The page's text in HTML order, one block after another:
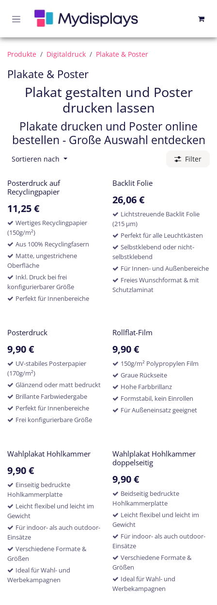
Produkte Digitaldruck Plakate & Poster
Plakate & Poster
Plakat gestalten und Poster
drucken lassen
Plakate drucken und Poster online
bestellen - Große Auswahl entdecken
Sortieren nach Filter
Posterdruck auf
Recyclingpapier
11,25€
Wertiges Recyclingpapier
(150g/m²)
Aus 100% Recyclingfasern
Matte, ungestrichene
Oberfläche
Inkl. Druck bei frei
konfigurierbarer Größe
Perfekt für Innenbereiche
Backlit Folie
26,06€
Lichtstreuende Backlit Folie
(215 µm)
Perfekt für alle Leuchtkästen
Selbstklebend oder nicht-
selbstklebend
Für Innen- und Außenbereiche
Freies Wunschformat & mit
Schutzlaminat
Posterdruck
9,90€
UV-stabiles Posterpapier
(170g/m²)
Glänzend oder matt bedruckt
Brillante Farbwiedergabe
Perfekt für Innenbereiche
Frei konfigurierbare Größe
Rollflat-Film
9,90€
150g/m² Polypropylen Film
Graue Rückseite
Hohe Farbbrillanz
Formstabil, kein Einrollen
Für Außeneinsatz geeignet
Wahlplakat Hohlkammer
9,90€
Einseitig bedruckte
Hohlkammerplatte
Leicht flexibel und leicht im
Gewicht
Für indoor- als auch outdoor-
Einsätze
Verschiedene Formate &
Größen
Ideal für Wahl- und
Werbekampagnen
Wahlplakat Hohlkammer
doppelseitig
9,90€
Beidseitig bedruckte
Hohlkammerplatte
Leicht flexibel und leicht im
Gewicht
Für indoor- als auch outdoor-
Einsätze
Verschiedene Formate &
Größen
Ideal für Wahl- und
Werbekampagnen